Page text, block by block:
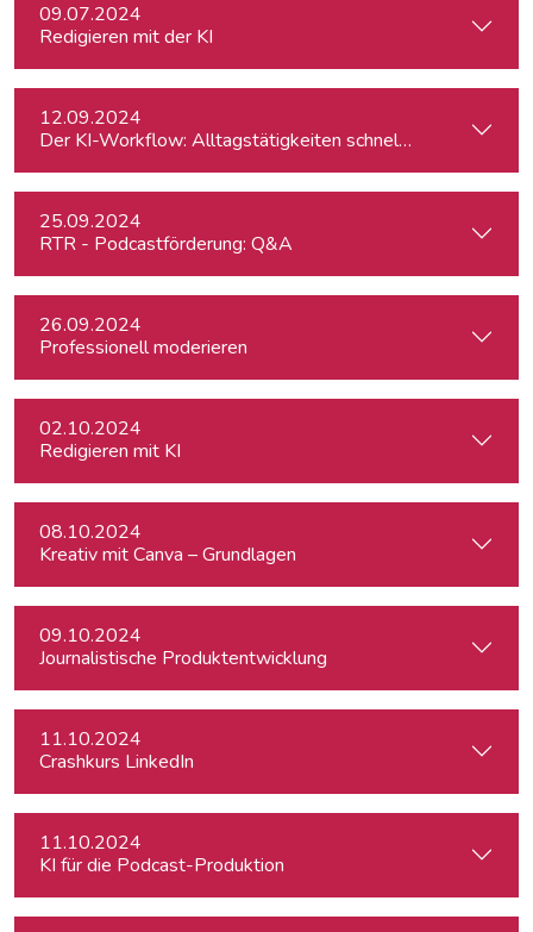
09.07.2024
Redigieren mit der KI
12.09.2024
Der KI-Workflow: Alltagstätigkeiten schneller und
25.09.2024
RTR - Podcastförderung: Q&A
26.09.2024
Professionell moderieren
02.10.2024
Redigieren mit KI
08.10.2024
Kreativ mit Canva – Grundlagen
09.10.2024
Journalistische Produktentwicklung
11.10.2024
Crashkurs LinkedIn
11.10.2024
KI für die Podcast-Produktion